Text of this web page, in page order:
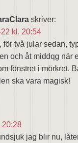
skriver:
kl. 20:54
för två jular sedan,
och åt middqg när
fönstret i mörkret.
ska vara magisk!
20:28
jag blir nu,